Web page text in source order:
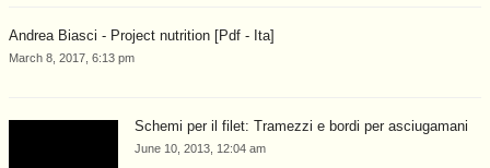
Andrea Biasci - Project nutrition [Pdf - Ita]
March 8, 2017, 6:13 pm
Schemi per il filet: Tramezzi e bordi per asciugamani
June 10, 2013, 12:04 am